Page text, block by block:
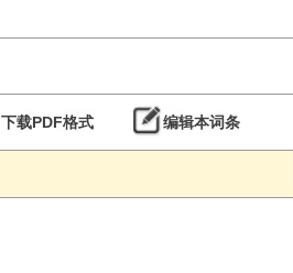
下载PDF格式 编辑本词条